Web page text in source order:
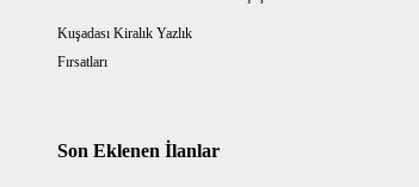
Kuşadası Kiralık Yazlık
Fırsatları
Son Eklenen İlanlar